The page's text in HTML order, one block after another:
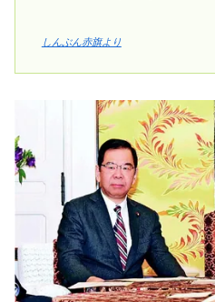
しんぶん赤旗より